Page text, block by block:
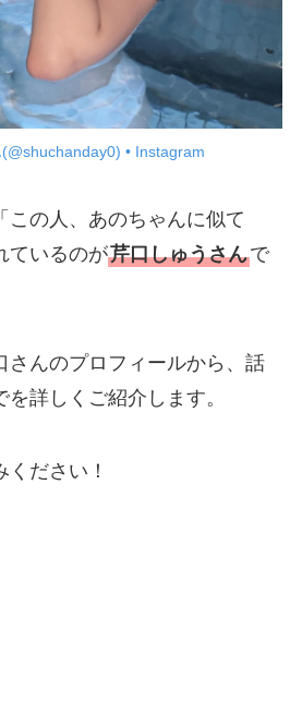
• Instagram
この人、あのちゃんに似て
ているのが芹口しゅうさんで
さんのプロフィールから、話
詳しくご紹介します。
ださい！